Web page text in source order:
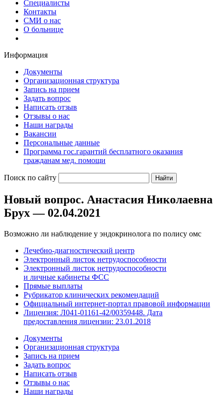
Специалисты
Контакты
СМИ о нас
О больнице
Информация
Документы
Организационная структура
Запись на прием
Задать вопрос
Написать отзыв
Отзывы о нас
Наши награды
Вакансии
Персональные данные
Программа гос.гарантий бесплатного оказания
гражданам мед. помощи
Поиск по сайту
Новый вопрос. Анастасия Николаевна
Брух — 02.04.2021
Возможно ли наблюдение у эндокринолога по полису омс
Лечебно-диагностический центр
Электронный листок нетрудоспособности
Электронный листок нетрудоспособности
и личные кабинеты ФСС
Прямые выплаты
Рубрикатор клинических рекомендаций
Официальный интернет-портал правовой информации
Лицензия: Л041-01161-42/00359448. Дата
предоставления лицензии: 23.01.2018
Документы
Организационная структура
Запись на прием
Задать вопрос
Написать отзыв
Отзывы о нас
Наши награды